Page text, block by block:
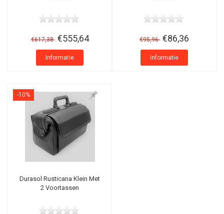
€617,38 €555,64
Informatie
€95,96 €86,36
Informatie
-10%
Durasol Rusticana Klein Met
2 Voortassen